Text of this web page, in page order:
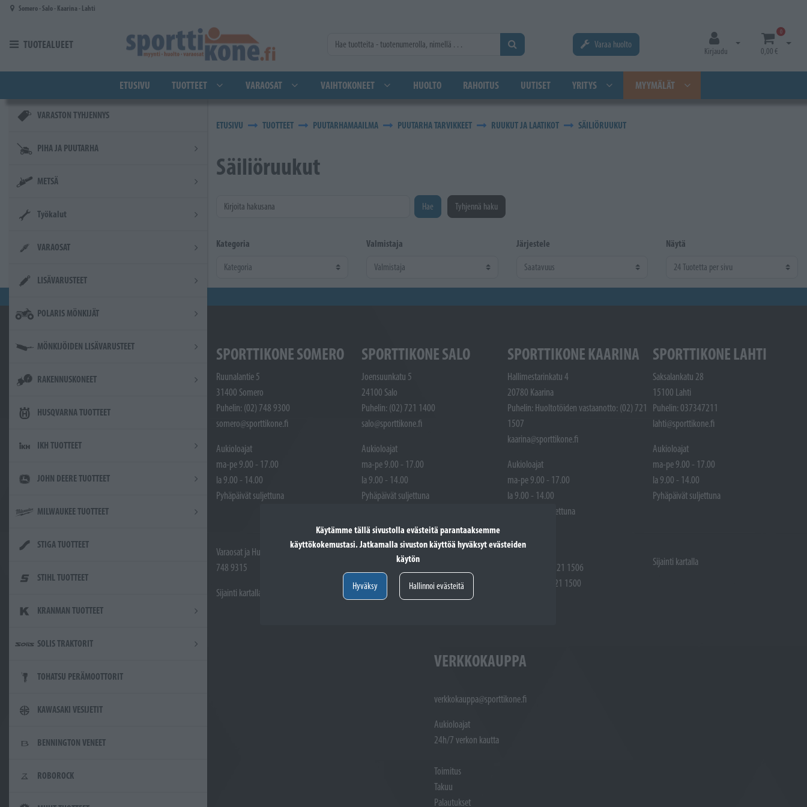
Käytämme tällä sivustolla evästeitä parantaaksemme
käyttökokemustasi. Jatkamalla sivuston käyttöä hyväksyt evästeiden
käytön
Hyväksy Hallinnoi evästeitä
Siirry pääsisältöön
Somero - Salo - Kaarina - Lahti
TUOTEALUEET Varaa huolto
Kirjaudu
Avaa kirjautuminen
0
0,00 €
Avaa
ETUSIVU TUOTTEET VARAOSAT VAIHTOKONEET HUOLTO RAHOITUS UUTISET YRITYS MYYMÄLÄT
VARASTON TYHJENNYS
PIHA JA PUUTARHA
METSÄ
Työkalut
VARAOSAT
LISÄVARUSTEET
POLARIS MÖNKIJÄT
MÖNKIJÖIDEN LISÄVARUSTEET
RAKENNUSKONEET
HUSQVARNA TUOTTEET
IKH TUOTTEET
JOHN DEERE TUOTTEET
MILWAUKEE TUOTTEET
STIGA TUOTTEET
STIHL TUOTTEET
KRANMAN TUOTTEET
SOLIS TRAKTORIT
TOHATSU PERÄMOOTTORIT
KAWASAKI VESIJETIT
BENNINGTON VENEET
ROBOROCK
ETUSIVU TUOTTEET PUUTARHAMAAILMA PUUTARHA TARVIKKEET RUUKUT JA LAATIKOT SÄILIÖRUUKUT
Säiliöruukut
Kirjoita hakusana Hae Tyhjennä haku
Kategoria Valmistaja Järjestele Näytä
SPORTTIKONE SOMERO
Ruunalantie 5
31400 Somero
Puhelin: (02) 748 9300
somero@sporttikone.fi
Aukioloajat
ma-pe 9.00 - 17.00
la 9.00 - 14.00
Pyhäpäivät suljettuna
Varaosat ja Huoltotöiden vastaanotto: (02)
748 9315
Sijainti kartalla
SPORTTIKONE SALO
Joensuunkatu 5
24100 Salo
Puhelin: (02) 721 1400
salo@sporttikone.fi
Aukioloajat
ma-pe 9.00 - 17.00
la 9.00 - 14.00
Pyhäpäivät suljettuna
Varaosat: (02) 721 1407
Huoltotöiden vastaanotto: 02 7211405
Sijainti kartalla
SPORTTIKONE KAARINA
Hallimestarinkatu 4
20780 Kaarina
Puhelin: Huoltotöiden vastaanotto: (02) 721
1507
kaarina@sporttikone.fi
Aukioloajat
ma-pe 9.00 - 17.00
la 9.00 - 14.00
Pyhäpäivät suljettuna
Varaosat: (02) 721 1506
Myynti : (02) 721 1500
SPORTTIKONE LAHTI
Saksalankatu 28
15100 Lahti
Puhelin: 037347211
lahti@sporttikone.fi
Aukioloajat
ma-pe 9.00 - 17.00
la 9.00 - 14.00
Pyhäpäivät suljettuna
Sijainti kartalla
VERKKOKAUPPA
verkkokauppa@sporttikone.fi
Aukioloajat
24h/7 verkon kautta
Toimitus
Takuu
Palautukset